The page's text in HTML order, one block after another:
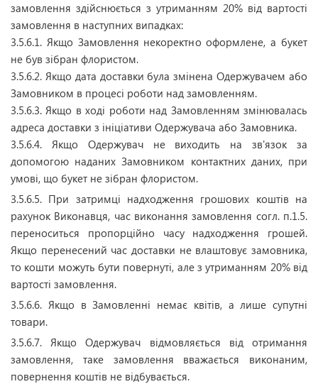
замовлення здійснюється з утриманням 20% від вартості
замовлення в наступних випадках:
3.5.6.1. Якщо Замовлення некоректно оформлене, а букет
не був зібран флористом.
3.5.6.2. Якщо дата доставки була змінена Одержувачем або
Замовником в процесі роботи над замовленням.
3.5.6.3. Якщо в ході роботи над Замовленням змінювалась
адреса доставки з ініціативи Одержувача або Замовника.
3.5.6.4. Якщо Одержувач не виходить на зв'язок за
допомогою наданих Замовником контактних даних, при
умові, що букет не зібран флористом.
3.5.6.5. При затримці надходження грошових коштів на
рахунок Виконавця, час виконання замовлення согл. п.1.5.
переноситься пропорційно часу надходження грошей.
Якщо перенесений час доставки не влаштовує замовника,
то кошти можуть бути повернуті, але з утриманням 20% від
вартості замовлення.
3.5.6.6. Якщо в Замовленні немає квітів, а лише супутні
товари.
3.5.6.7. Якщо Одержувач відмовляється від отримання
замовлення, таке замовлення вважається виконаним,
повернення коштів не відбувається.